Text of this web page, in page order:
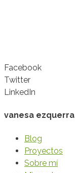
Facebook
Twitter
LinkedIn
vanesa ezquerra
Blog
Proyectos
Sobre mí